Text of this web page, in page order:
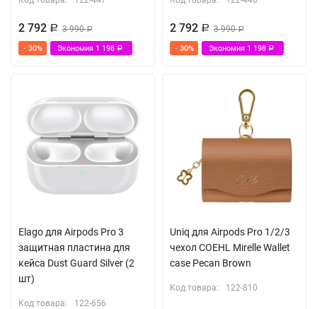
2 792 Р 3 990Р
- 30% Экономия 1 198 Р
2 792 Р 3 990Р
- 30% Экономия 1 198 Р
Elago для Airpods Pro 3
защитная пластина для
кейса Dust Guard Silver (2
шт)
Код товара: 122-656
Uniq для Airpods Pro 1/2/3
чехол COEHL Mirelle Wallet
case Pecan Brown
Код товара: 122-810